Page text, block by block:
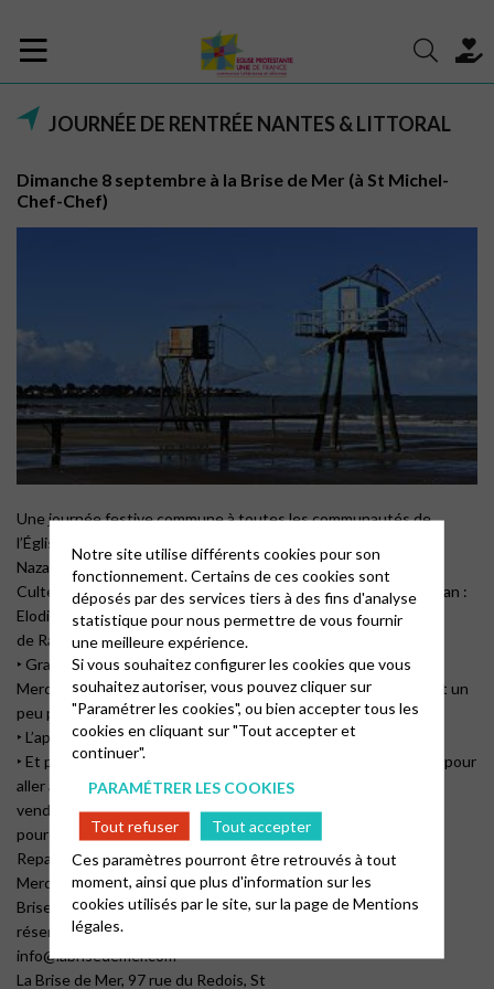
JOURNÉE DE RENTRÉE NANTES & LITTORAL
Dimanche 8 septembre à la Brise de Mer (à St Michel-
Chef-Chef)
Une journée festive commune à toutes les communautés de
l’Église Protestante Unie en Loire Atlantique : St
Nazaire, Littoral, Nantes et environs.
Culte TOUS à 11h suivi de trois baptêmes d’adultes dans l’océan :
Elodie Carter, Emmanuel Jussiaux et Jean
de Rauglaudre.
‣ Grand pique-nique partagé dans le jardin.
Merci d’apporter de quoi garnir le buffet, pour votre famille… et un
peu plus !
‣ L’après-midi… programme en construction !
‣ Et pour ceux qui le veulent, invitation à profiter du week-end pour
aller à la Brise dès
vendredi soir ou samedi soir : inscription directement à la Brise
pour un prix défiant toute concurrence.
Repas amical en commun le samedi soir.
Merci de réserver directement auprès de la
Brise de Mer : demander Éloïse lors de la
réservation au 07 86 99 43 43 ou par mail à
info@labrisedemer.com
La Brise de Mer, 97 rue du Redois, St
Notre site utilise différents cookies pour son
fonctionnement. Certains de ces cookies sont
déposés par des services tiers à des fins d'analyse
statistique pour nous permettre de vous fournir
une meilleure expérience.
Si vous souhaitez configurer les cookies que vous
souhaitez autoriser, vous pouvez cliquer sur
"Paramétrer les cookies", ou bien accepter tous les
cookies en cliquant sur "Tout accepter et
continuer".
PARAMÉTRER LES COOKIES
Tout refuser
Tout accepter
Ces paramètres pourront être retrouvés à tout
moment, ainsi que plus d'information sur les
cookies utilisés par le site, sur la page deMentions
légales.